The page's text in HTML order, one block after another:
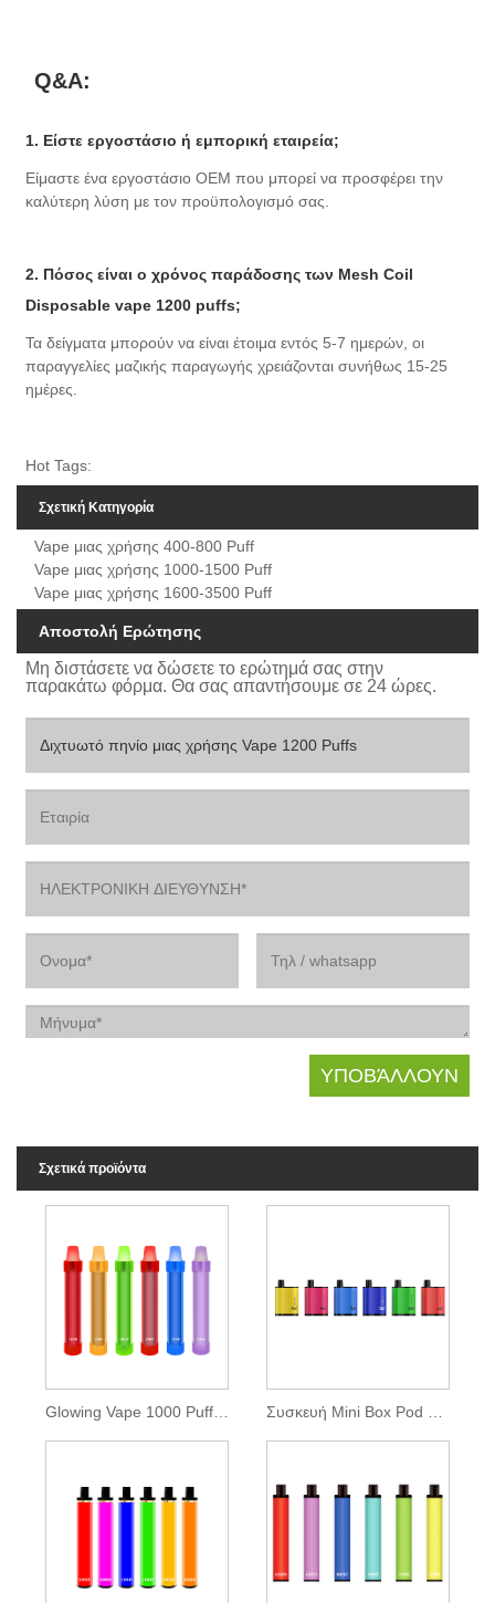
Q&A:
1. Είστε εργοστάσιο ή εμπορική εταιρεία;
Είμαστε ένα εργοστάσιο OEM που μπορεί να προσφέρει την
καλύτερη λύση με τον προϋπολογισμό σας.
2. Πόσος είναι ο χρόνος παράδοσης των Mesh Coil
Disposable vape 1200 puffs;
Τα δείγματα μπορούν να είναι έτοιμα εντός 5-7 ημερών, οι
παραγγελίες μαζικής παραγωγής χρειάζονται συνήθως 15-25
ημέρες.
Hot Tags:
Σχετική Κατηγορία
Vape μιας χρήσης 400-800 Puff
Vape μιας χρήσης 1000-1500 Puff
Vape μιας χρήσης 1600-3500 Puff
Αποστολή Ερώτησης
Μη διστάσετε να δώσετε το ερώτημά σας στην
παρακάτω φόρμα. Θα σας απαντήσουμε σε 24 ώρες.
Σχετικά προϊόντα
Glowing Vape 1000 Puffs μιας χρήσης